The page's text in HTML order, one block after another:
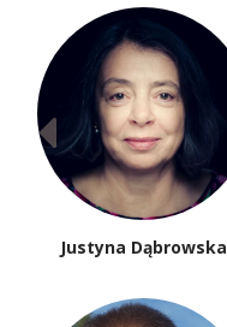
Justyna Dąbrowska